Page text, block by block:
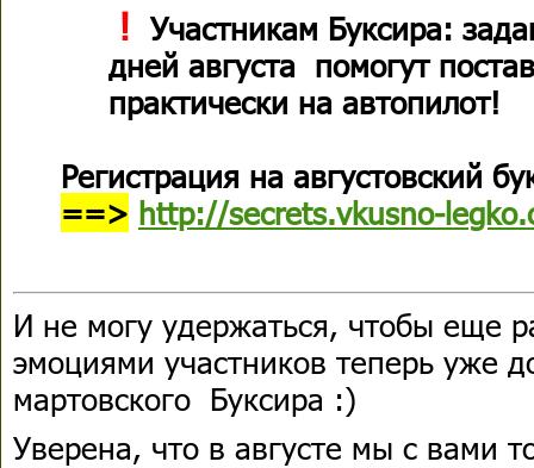
! Участникам Буксира:
дней августа помогут
практически на автопилот!
Регистрация на августовский
==> http://secrets.vkusno-
И не могу удержаться, чтобы еще
эмоциями участников теперь уже
мартовского Буксира :)
Уверена, что в августе мы с вами